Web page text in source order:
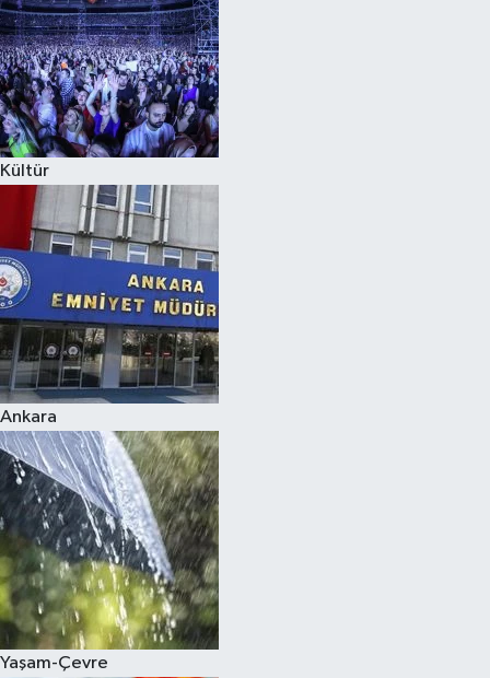
Kültür
Ankara
Yaşam-Çevre
Kültür Sanat
Sağlık
Siyaset
Teknoloji
Televizyon
Yaşam-Çevre